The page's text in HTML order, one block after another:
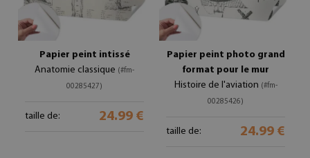
Papier peint intissé
Anatomie classique (#fm-
00285427)
taille de: 24.99 €
Papier peint photo grand
format pour le mur
Histoire de l'aviation (#fm-
00285426)
taille de: 24.99 €